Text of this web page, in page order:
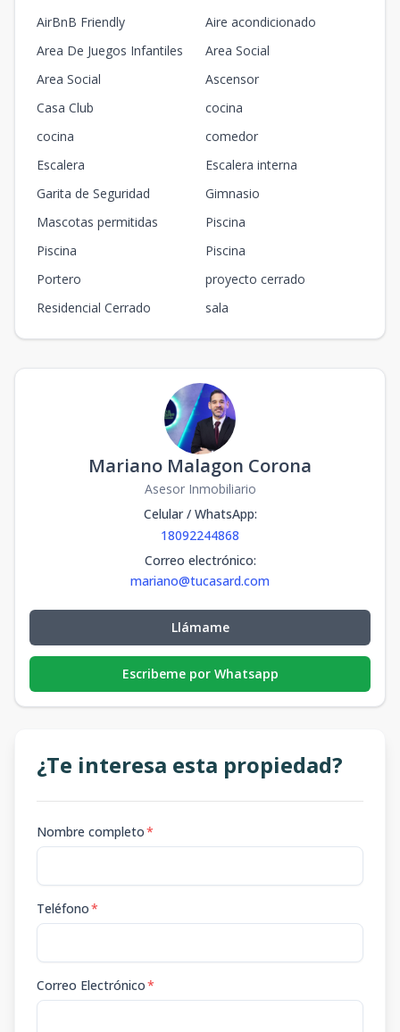
AirBnB Friendly
Aire acondicionado
Area De Juegos Infantiles
Area Social
Area Social
Ascensor
Casa Club
cocina
cocina
comedor
Escalera
Escalera interna
Garita de Seguridad
Gimnasio
Mascotas permitidas
Piscina
Piscina
Piscina
Portero
proyecto cerrado
Residencial Cerrado
sala
Mariano Malagon Corona
Asesor Inmobiliario
Celular / WhatsApp:
18092244868
Correo electrónico:
mariano@tucasard.com
Llámame
Escribeme por Whatsapp
¿Te interesa esta propiedad?
Nombre completo*
Teléfono*
Correo Electrónico*